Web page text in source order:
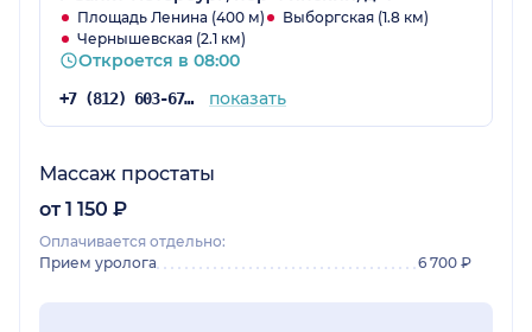
Площадь Ленина (400 м)
Выборгская (1.8 км)
Чернышевская (2.1 км)
Откроется в 08:00
+7 (812) 603-67-84 показать
Массаж простаты
от 1 150 ₽
Оплачивается отдельно:
Прием уролога
6 700 ₽